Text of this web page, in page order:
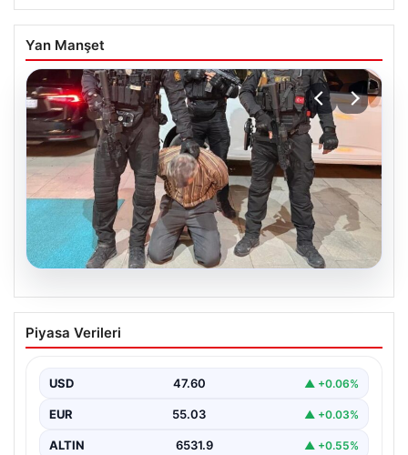
Yan Manşet
05.08.2026
FETÖ’nün Marmaris Suikast Planındaki
Teröristin Detaylı İfadesi Gün yüzüne
15 Temmuz 2016 darbe girişimi sırasında
planlanan suikast girişiminin…
Piyasa Verileri
USD 47.60 ▲ +0.06%
EUR 55.03 ▲ +0.03%
ALTIN 6531.9 ▲ +0.55%